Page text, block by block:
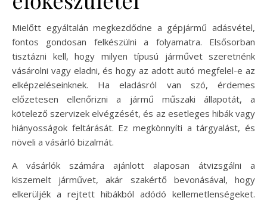
Mielőtt egyáltalán megkezdődne a gépjármű adásvétel,
fontos gondosan felkészülni a folyamatra. Elsősorban
tisztázni kell, hogy milyen típusú járművet szeretnénk
vásárolni vagy eladni, és hogy az adott autó megfelel-e az
elképzeléseinknek. Ha eladásról van szó, érdemes
előzetesen ellenőrizni a jármű műszaki állapotát, a
kötelező szervizek elvégzését, és az esetleges hibák vagy
hiányosságok feltárását. Ez megkönnyíti a tárgyalást, és
növeli a vásárló bizalmát.
A vásárlók számára ajánlott alaposan átvizsgálni a
kiszemelt járművet, akár szakértő bevonásával, hogy
elkerüljék a rejtett hibákból adódó kellemetlenségeket.